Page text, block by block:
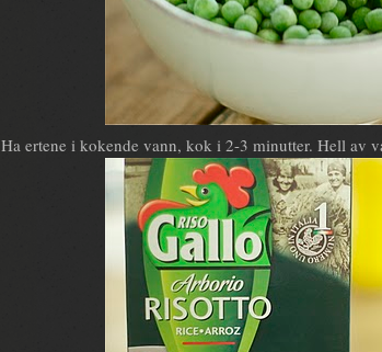
Ha ertene i kokende vann, kok i 2-3 minutter. Hell av